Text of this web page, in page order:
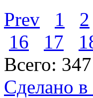
Prev
1 2
16
17
Всего: 347
Сделано в